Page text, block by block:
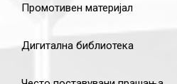
Промотивен материјал
Дигитална библиотека